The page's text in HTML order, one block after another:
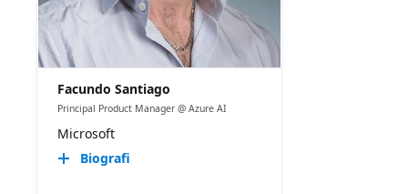
Facundo Santiago
Principal Product Manager @ Azure AI
Microsoft
Biografi